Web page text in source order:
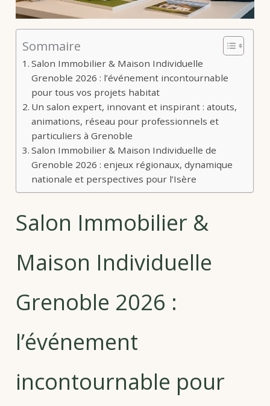
Sommaire
Salon Immobilier & Maison Individuelle
Grenoble 2026 : l’événement incontournable
pour tous vos projets habitat
Un salon expert, innovant et inspirant : atouts,
animations, réseau pour professionnels et
particuliers à Grenoble
Salon Immobilier & Maison Individuelle de
Grenoble 2026 : enjeux régionaux, dynamique
nationale et perspectives pour l’Isère
Salon Immobilier &
Maison Individuelle
Grenoble 2026 :
l’événement
incontournable pour